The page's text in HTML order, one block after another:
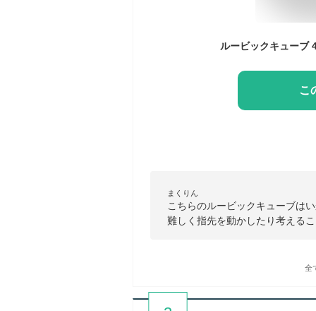
こ
まくりん
こちらのルービックキューブは
難しく指先を動かしたり考える
全